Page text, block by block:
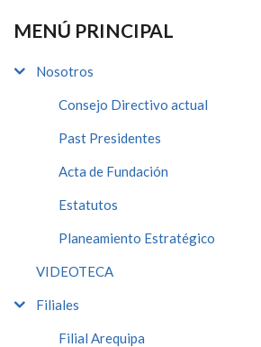
MENÚ PRINCIPAL
Nosotros
Consejo Directivo actual
Past Presidentes
Acta de Fundación
Estatutos
Planeamiento Estratégico
VIDEOTECA
Filiales
Filial Arequipa